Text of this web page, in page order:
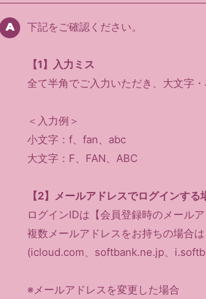
A 下記をご確認ください。
【1】入力ミス
全て半角でご入力いただき、大文字
＜入力例＞
小文字：f、fan、abc
大文字：F、FAN、ABC
【2】メールアドレスでログインする
ログインIDは【会員登録時のメールア
複数メールアドレスをお持ちの場合
(icloud.com、softbank.ne.jp、
※メールアドレスを変更した場合